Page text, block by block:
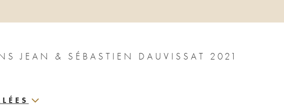
CHABLIS 1ER CRU VAILLONS JEAN & SÉBASTIEN DAUVISSAT 2021